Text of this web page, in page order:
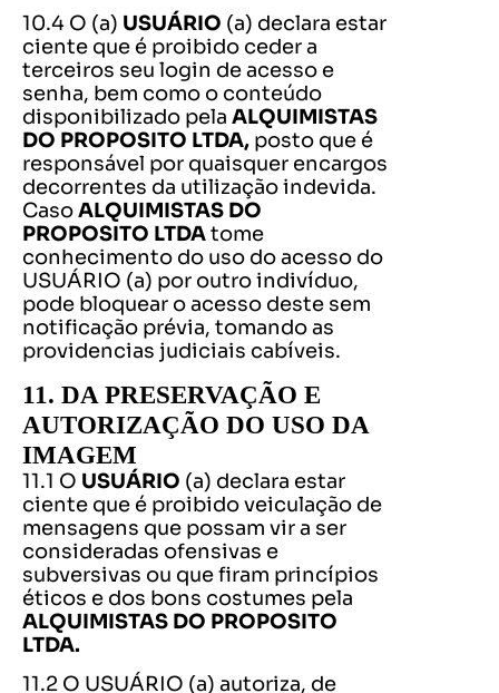
10.4 O (a) USUÁRIO (a) declara estar
ciente que é proibido ceder a
terceiros seu login de acesso e
senha, bem como o conteúdo
disponibilizado pela ALQUIMISTAS
DO PROPOSITO LTDA, posto que é
responsável por quaisquer encargos
decorrentes da utilização indevida.
CasoALQUIMISTAS DO
PROPOSITO LTDAtome
conhecimento do uso do acesso do
USUÁRIO (a) por outro indivíduo,
pode bloquear o acesso deste sem
notificação prévia, tomando as
providencias judiciais cabíveis.
11. DA PRESERVAÇÃO E
AUTORIZAÇÃO DO USO DA
IMAGEM
11.1 O USUÁRIO (a) declara estar
ciente que é proibido veiculação de
mensagens que possam vir a ser
consideradas ofensivas e
subversivas ou que firam princípios
éticos e dos bons costumes pela
ALQUIMISTAS DO PROPOSITO
LTDA.
11.2 O USUÁRIO (a) autoriza, de